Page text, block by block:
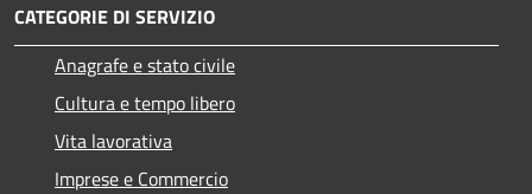
CATEGORIE DI SERVIZIO
Anagrafe e stato civile
Cultura e tempo libero
Vita lavorativa
Imprese e Commercio